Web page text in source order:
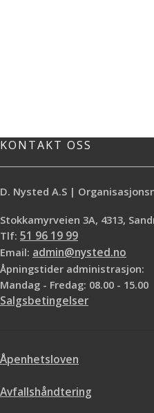
KONTAKT OSS
D. Nysted A.S |
Stokkamyrveien 3A, 4313,
Tlf: 51 96 19 99
Email: admin@nysted.no
Åpningstider administrasjon:
Mandag - Fredag: 08.00 - 15.00
Salgsbetingelser
Åpenhetsloven
Avfallshåndtering